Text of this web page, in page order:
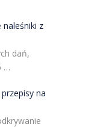
naleśniki z
dań,
…
na